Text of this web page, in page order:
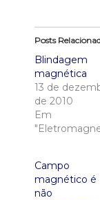
Posts
Blindagem
magnética
13 de
de 2010
Em
Campo
magnético é
não